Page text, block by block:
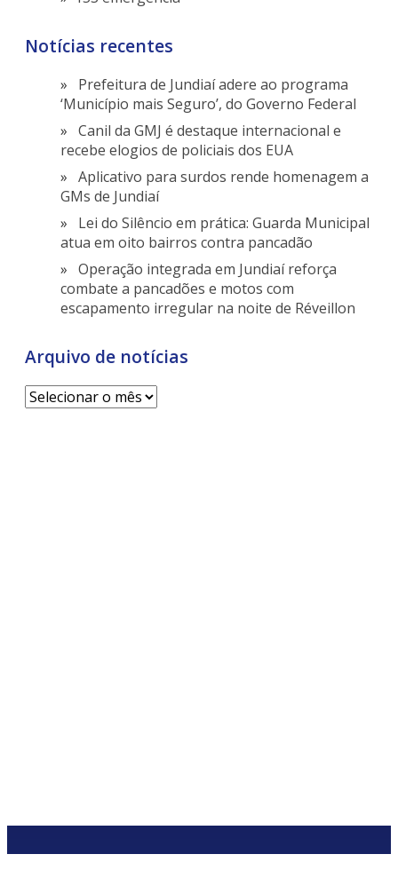
Notícias recentes
Prefeitura de Jundiaí adere ao programa
‘Município mais Seguro’, do Governo Federal
Canil da GMJ é destaque internacional e
recebe elogios de policiais dos EUA
Aplicativo para surdos rende homenagem a
GMs de Jundiaí
Lei do Silêncio em prática: Guarda Municipal
atua em oito bairros contra pancadão
Operação integrada em Jundiaí reforça
combate a pancadões e motos com
escapamento irregular na noite de Réveillon
Arquivo de notícias
Arquivo
de